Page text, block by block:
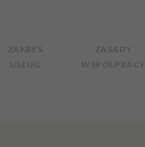
ZAKRES
USŁUG
ZASADY
WSPÓŁPRACY